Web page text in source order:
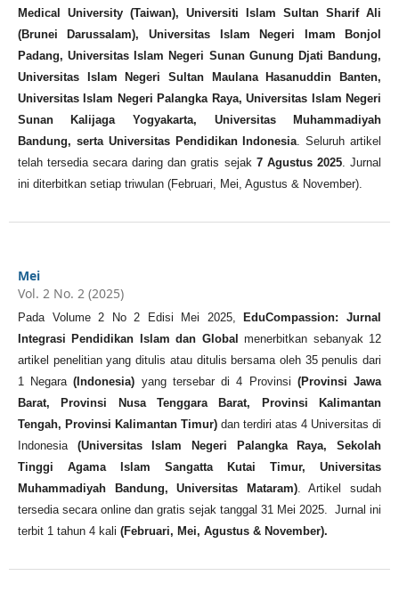
Medical University (Taiwan), Universiti Islam Sultan Sharif Ali
(Brunei Darussalam), Universitas Islam Negeri Imam Bonjol
Padang, Universitas Islam Negeri Sunan Gunung Djati Bandung,
Universitas Islam Negeri Sultan Maulana Hasanuddin Banten,
Universitas Islam Negeri Palangka Raya, Universitas Islam Negeri
Sunan Kalijaga Yogyakarta, Universitas Muhammadiyah
Bandung, serta Universitas Pendidikan Indonesia . Seluruh artikel
telah tersedia secara daring dan gratis sejak 7 Agustus 2025. Jurnal
ini diterbitkan setiap triwulan (Februari, Mei, Agustus & November).
Mei
Vol. 2 No. 2 (2025)
Pada Volume 2 No 2 Edisi Mei 2025,
EduCompassion: Jurnal
Integrasi Pendidikan Islam dan Global
menerbitkan sebanyak 12
artikel penelitian yang ditulis atau ditulis bersama oleh 35 penulis dari
1 Negara(Indonesia) yang tersebar di 4 Provinsi (Provinsi Jawa
Barat, Provinsi Nusa Tenggara Barat, Provinsi Kalimantan
Tengah, Provinsi Kalimantan Timur) dan terdiri atas 4 Universitas di
Indonesia (Universitas Islam Negeri Palangka Raya, Sekolah
Tinggi Agama Islam Sangatta Kutai Timur, Universitas
Muhammadiyah Bandung, Universitas Mataram). Artikel sudah
tersedia secara online dan gratis sejak tanggal 31 Mei 2025. Jurnal ini
terbit 1 tahun 4 kali (Februari, Mei, Agustus & November).